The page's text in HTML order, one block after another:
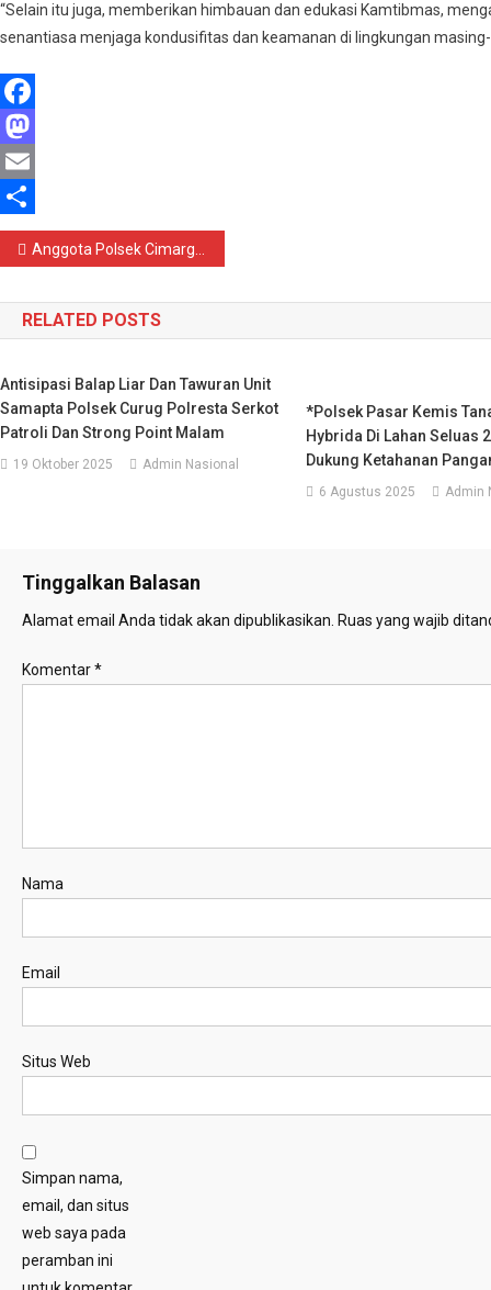
“Selain itu juga, memberikan himbauan dan edukasi Kamtibmas,
senantiasa menjaga kondusifitas dan keamanan di lingkungan
Facebook
Mastodon
Email
Share
Navigasi
pos
Anggota Polsek Cimarga Polres Lebak Sambang Kepada Warga*
RELATED POSTS
Antisipasi Balap Liar Dan Tawuran Unit
Samapta Polsek Curug Polresta Serkot
Patroli Dan Strong Point Malam
19 Oktober 2025 Admin Nasional
*Polsek Pasar Kemis
Hybrida Di Lahan Seluas
Dukung Ketahanan
6 Agustus 2025 Admin
Tinggalkan Balasan
Alamat email Anda tidak akan dipublikasikan. Ruas yang wajib
Komentar*
Nama
Email
Situs Web
Simpan nama,
email, dan situs
web saya pada
peramban ini